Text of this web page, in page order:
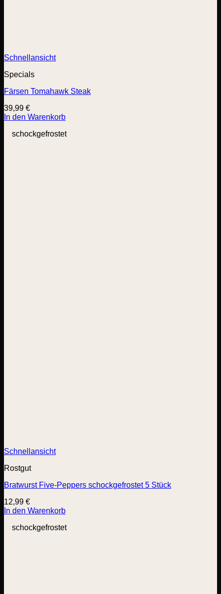
Schnellansicht
Specials
Färsen Tomahawk Steak
39,99 €
In den Warenkorb
schockgefrostet
Schnellansicht
Rostgut
Bratwurst Five-Peppers schockgefrostet 5 Stück
12,99 €
In den Warenkorb
schockgefrostet